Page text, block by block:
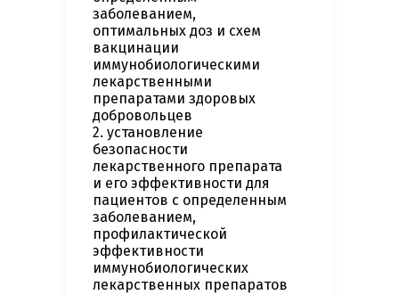
заболеванием,
оптимальных доз и схем
вакцинации
иммунобиологическими
лекарственными
препаратами здоровых
добровольцев
2. установление
безопасности
лекарственного препарата
и его эффективности для
пациентов с определенным
заболеванием,
профилактической
эффективности
иммунобиологических
лекарственных препаратов